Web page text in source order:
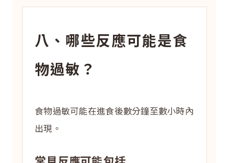
八、哪些反應可能是食
物過敏？
食物過敏可能在進食後數分鐘至數小時內
出現。